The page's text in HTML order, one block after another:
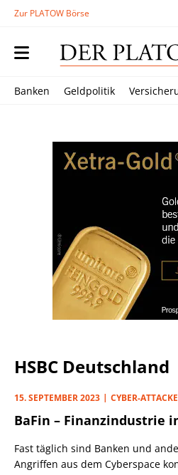
Zur PLATOW Börse
Banken Geldpolitik
HSBC Deutschland
15. SEPTEMBER 2023 CYBER-
BaFin – Finanzindustrie
Fast täglich sind Banken und
Angriffen aus dem Cyberspace